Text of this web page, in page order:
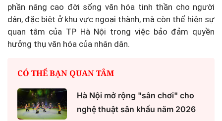
phần nâng cao đời sống văn hóa tinh thần cho người
dân, đặc biệt ở khu vực ngoại thành, mà còn thể hiện sự
quan tâm của TP Hà Nội trong việc bảo đảm quyền
hưởng thụ văn hóa của nhân dân.
CÓ THỂ BẠN QUAN TÂM
Hà Nội mở rộng "sân chơi" cho
nghệ thuật sân khấu năm 2026